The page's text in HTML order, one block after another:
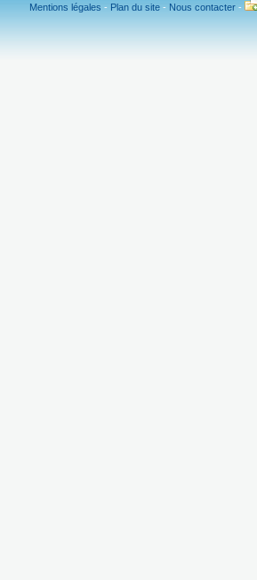
Mentions légales - Plan du site - Nous contacter -